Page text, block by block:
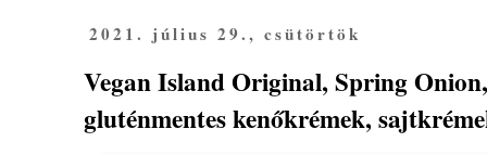
2021. július 29., csütörtök
Vegan Island Original, Spring
gluténmentes kenőkrémek,